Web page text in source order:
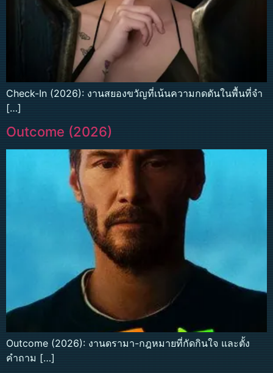
Check-In (2026): งานสยองขวัญที่เน้นความกดดันในพื้นที่จำ
[…]
Outcome (2026)
Outcome (2026): งานดรามา-กฎหมายที่กัดกินใจ และตั้ง
คำถาม […]